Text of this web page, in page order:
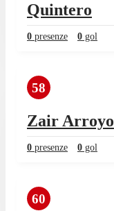
Quintero
0 presenze 0 gol
58
Zair Arroyo
0 presenze 0 gol
60